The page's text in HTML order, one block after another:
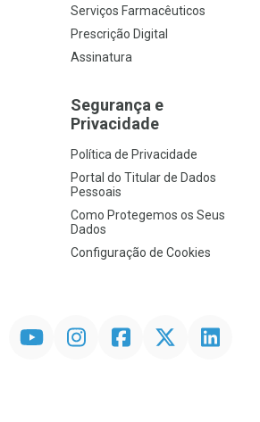
Serviços Farmacêuticos
Prescrição Digital
Assinatura
Segurança e
Privacidade
Política de Privacidade
Portal do Titular de Dados
Pessoais
Como Protegemos os Seus
Dados
Configuração de Cookies
InstagramFacebook Linkedin